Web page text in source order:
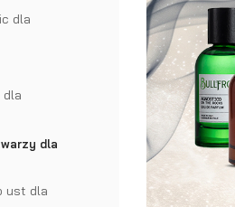
i wąsów
brody
Olejek
brody ze
Szczotka
brody
Grzebień
brody
Grzebień
Farba do włosów
Akcesoria do włosów
dla
dla
ust dla